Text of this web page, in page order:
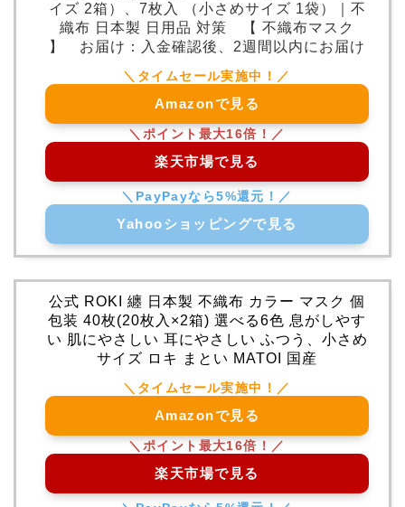
イズ 2箱）、7枚入 （小さめサイズ 1袋）｜不
織布 日本製 日用品 対策 【 不織布マスク
】 お届け：入金確認後、2週間以内にお届け
Amazonで見る
楽天市場で見る
Yahooショッピングで見る
公式 ROKI 纏 日本製 不織布 カラー マスク 個
包装 40枚(20枚入×2箱) 選べる6色 息がしやす
い 肌にやさしい 耳にやさしい ふつう、小さめ
サイズ ロキ まとい MATOI 国産
Amazonで見る
楽天市場で見る